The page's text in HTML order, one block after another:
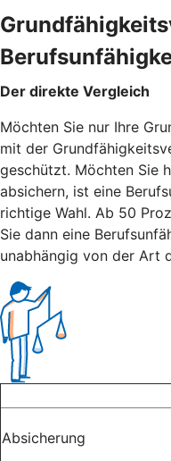
Der direkte Vergleich
Möchten Sie nur Ihre
mit der
geschützt. Möchten Sie
absichern, ist eine
richtige Wahl. Ab 50
Sie dann eine
unabhängig von der Art
Absicherung